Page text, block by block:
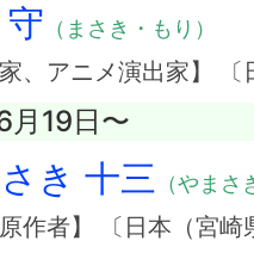
（まさき・もり）
家、アニメ演出家】 〔
月19日〜
き 十三 （やまさ
原作者】 〔日本（宮崎